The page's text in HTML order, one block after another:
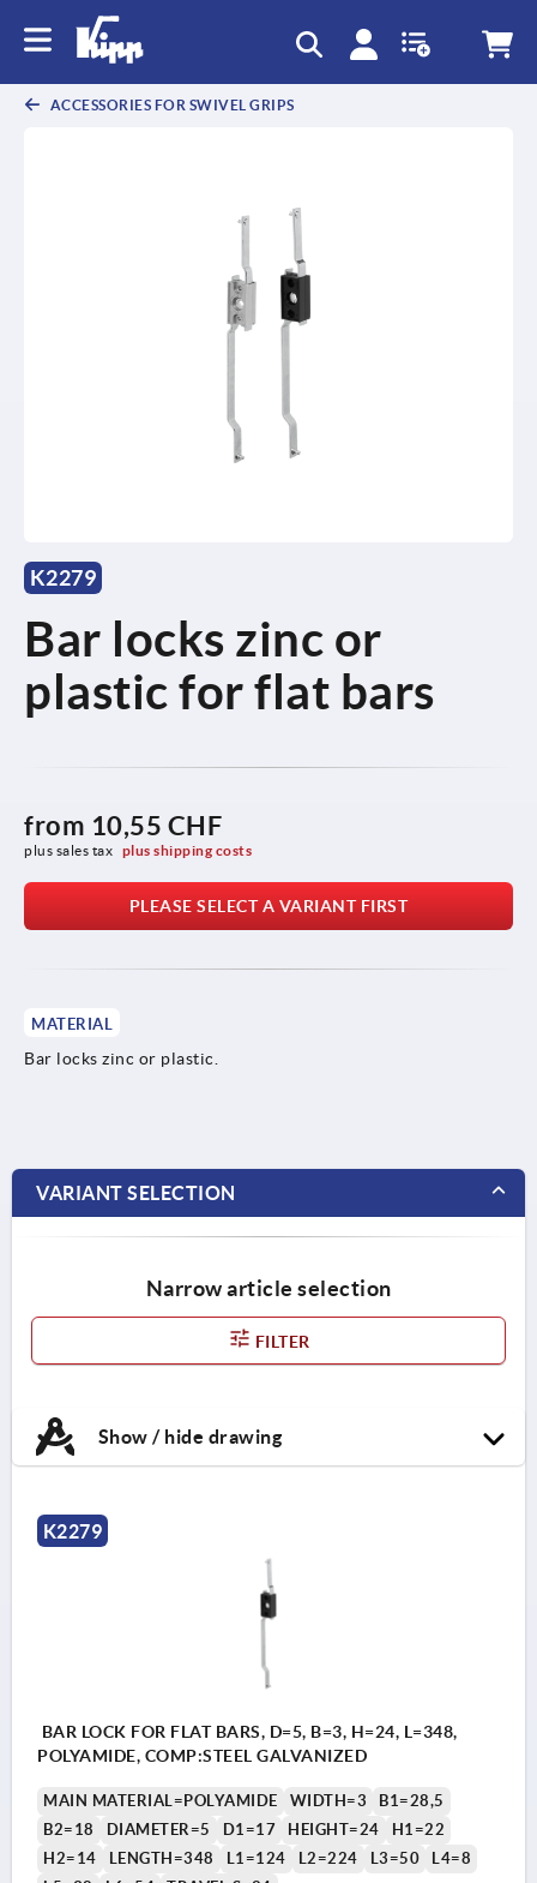
ACCESSORIES FOR SWIVEL GRIPS
K2279
Bar locks zinc or
plastic for flat bars
from 10,55 CHF
plus sales tax plus shipping costs
PLEASE SELECT A VARIANT FIRST
MATERIAL
Bar locks zinc or plastic.
VARIANT SELECTION
Narrow article selection
FILTER
Show / hide drawing
K2279
BAR LOCK FOR FLAT BARS, D=5, B=3, H=24, L=348,
POLYAMIDE, COMP:STEEL GALVANIZED
MAIN MATERIAL=POLYAMIDE WIDTH=3
B1=28,5
B2=18
DIAMETER=5 D1=17 HEIGHT=24
H1=22
H2=14
LENGTH=348 L1=124 L2=224 L3=50
L4=8